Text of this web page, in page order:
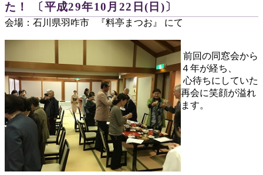
た！ 〔平成29年10月22日(日)〕
会場：石川県羽咋市 『料亭まつお』 にて
前回の同窓会から
４年が経ち、
心待ちにしていた
再会に笑顔が溢れ
ます。